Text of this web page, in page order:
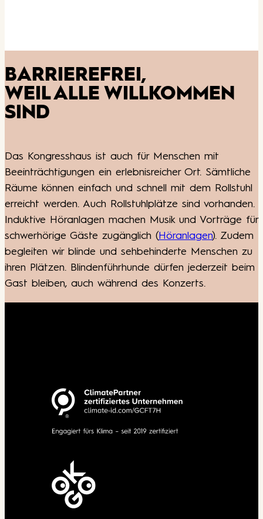
BARRIEREFREI,
WEIL ALLE WILLKOMMEN
SIND
Das Kongresshaus ist auch für Menschen mit
Beeinträchtigungen ein erlebnisreicher Ort. Sämtliche
Räume können einfach und schnell mit dem Rollstuhl
erreicht werden. Auch Rollstuhlplätze sind vorhanden.
Induktive Höranlagen machen Musik und Vorträge für
schwerhörige Gäste zugänglich (Höranlagen). Zudem
begleiten wir blinde und sehbehinderte Menschen zu
ihren Plätzen. Blindenführhunde dürfen jederzeit beim
Gast bleiben, auch während des Konzerts.